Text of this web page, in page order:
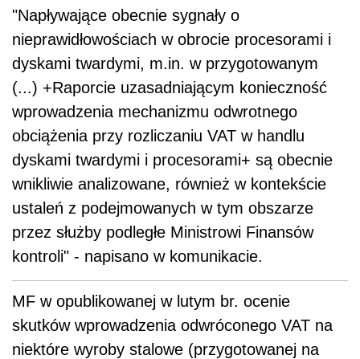
"Napływające obecnie sygnały o
nieprawidłowościach w obrocie procesorami i
dyskami twardymi, m.in. w przygotowanym
(...) +Raporcie uzasadniającym konieczność
wprowadzenia mechanizmu odwrotnego
obciążenia przy rozliczaniu VAT w handlu
dyskami twardymi i procesorami+ są obecnie
wnikliwie analizowane, również w kontekście
ustaleń z podejmowanych w tym obszarze
przez służby podległe Ministrowi Finansów
kontroli" - napisano w komunikacie.
MF w opublikowanej w lutym br. ocenie
skutków wprowadzenia odwróconego VAT na
niektóre wyroby stalowe (przygotowanej na